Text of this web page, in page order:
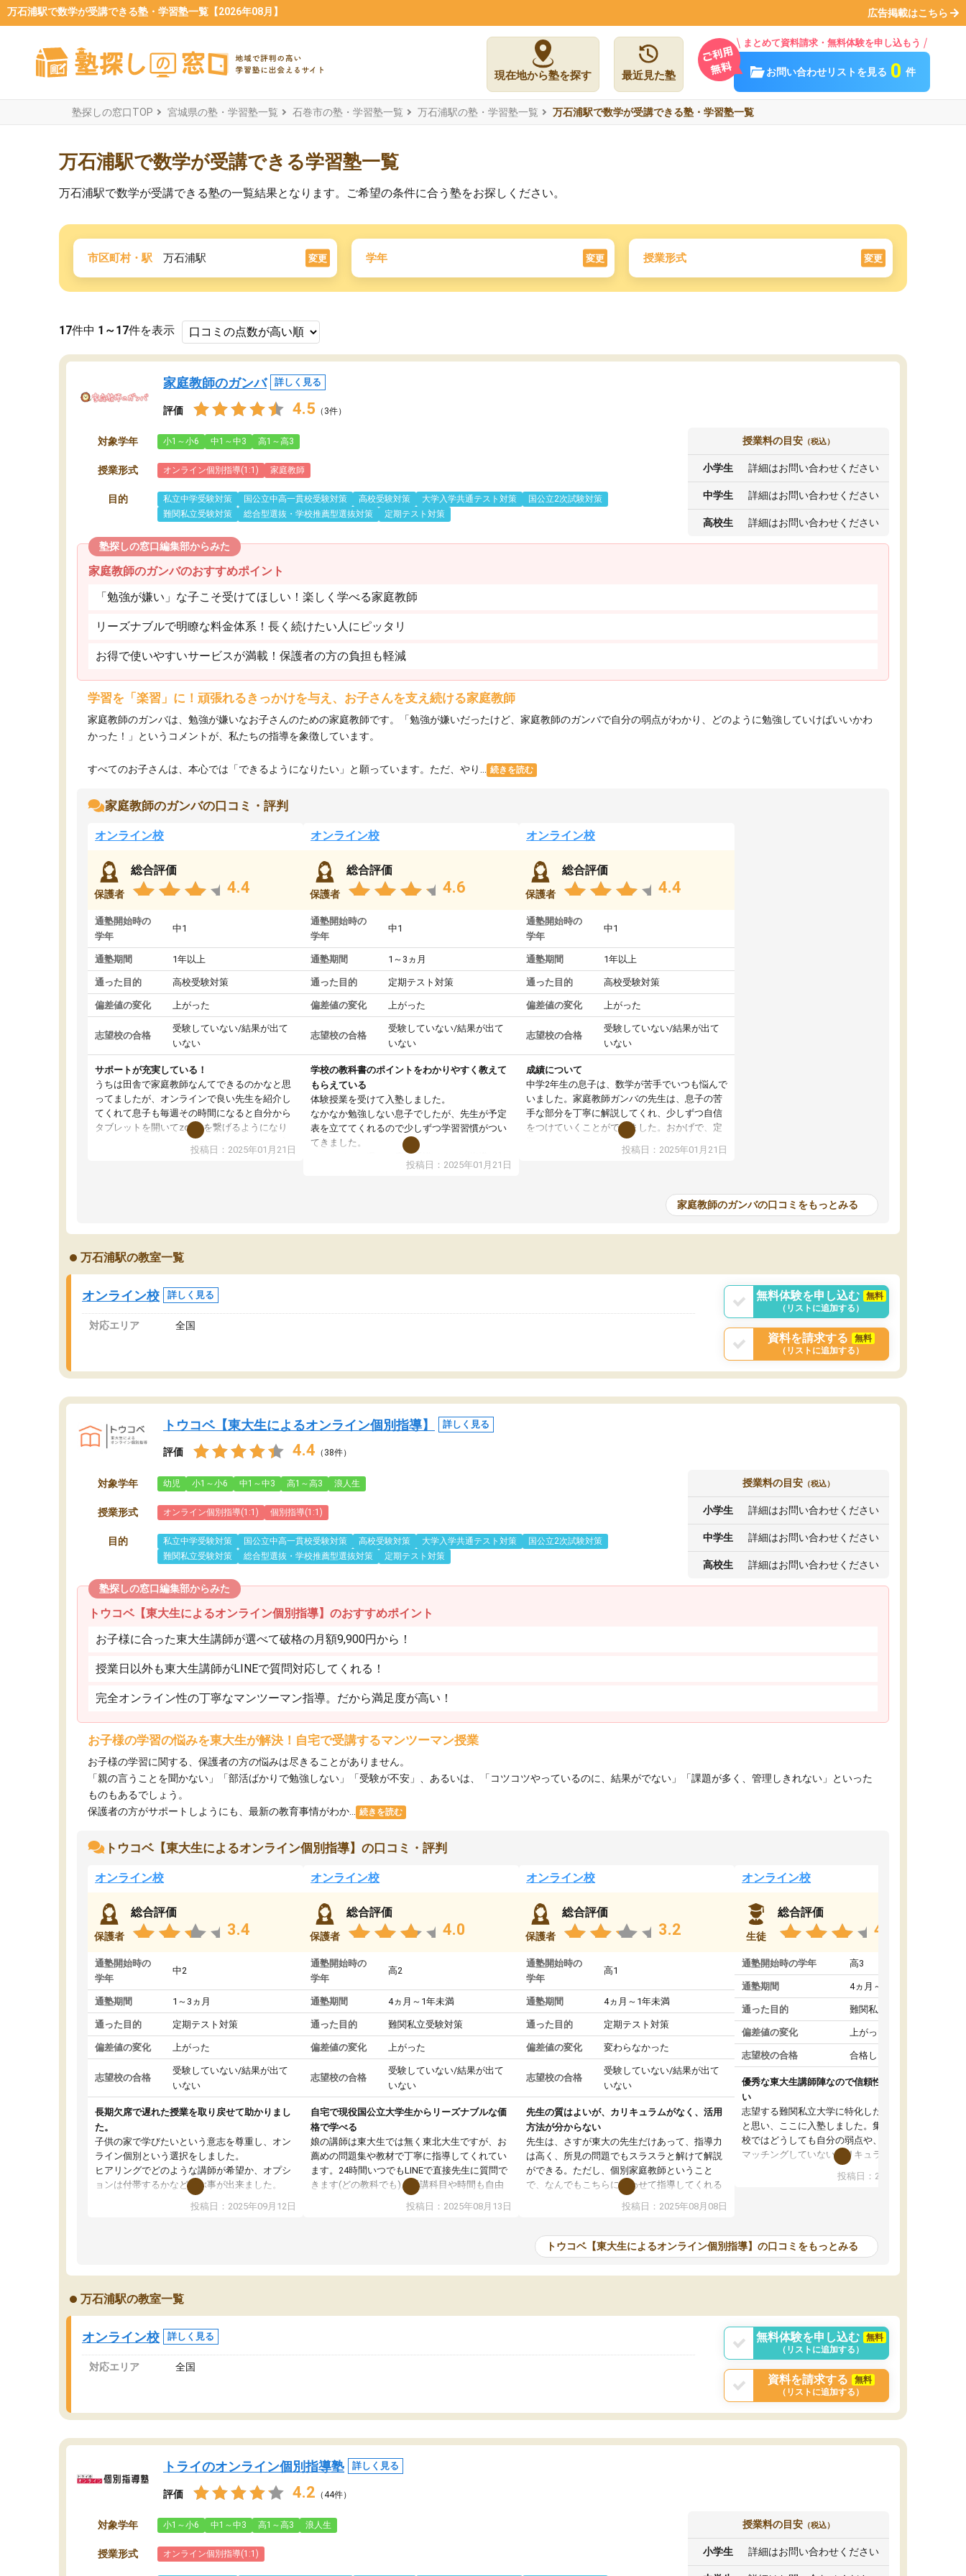
万石浦駅で数学が受講できる塾・学習塾一覧【2026年08月】 広告掲載はこちら
現在地から塾を探す 最近見た塾
まとめて資料請求・無料体験を申し込もう
お問い合わせリストを見る 0 件
塾探しの窓口TOP 宮城県の塾・学習塾一覧 石巻市の塾・学習塾一覧 万石浦駅の塾・学習塾一覧 万石浦駅で数学が受講できる塾・学習塾一覧
万石浦駅で数学が受講できる学習塾一覧
万石浦駅で数学が受講できる塾の一覧結果となります。ご希望の条件に合う塾をお探しください。
市区町村・駅 万石浦駅 変更 学年 変更 授業形式 変更
17件中 1～17件を表示
家庭教師のガンバ 詳しく見る
評価 4.5 （3件）
対象学年 小1～小6 中1～中3 高1～高3
授業形式 オンライン個別指導(1:1) 家庭教師
目的 私立中学受験対策 国公立中高一貫校受験対策 高校受験対策 大学入学共通テスト対策
国公立2次試験対策
難関私立受験対策
総合型選抜・学校推薦型選抜対策 定期テスト対策
授業料の目安 （税込）
小学生 詳細はお問い合わせください
中学生 詳細はお問い合わせください
高校生 詳細はお問い合わせください
塾探しの窓口編集部からみた
家庭教師のガンバのおすすめポイント
「勉強が嫌い」な子こそ受けてほしい！楽しく学べる家庭教師
リーズナブルで明瞭な料金体系！長く続けたい人にピッタリ
お得で使いやすいサービスが満載！保護者の方の負担も軽減
学習を「楽習」に！頑張れるきっかけを与え、お子さんを支え続ける家庭教師
家庭教師のガンバは、勉強が嫌いなお子さんのための家庭教師です。「勉強が嫌いだったけど、家庭教師のガンバで自分の弱点がわかり、どのように勉強していけばいいかわ
かった！」というコメントが、私たちの指導を象徴しています。
すべてのお子さんは、本心では「できるようになりたい」と願っています。ただ、やり... 続きを読む
家庭教師のガンバの口コミ・評判
オンライン校
保護者
総合評価
4.4
通塾開始時の
学年
中1
通塾期間 1年以上
通った目的 高校受験対策
偏差値の変化 上がった
志望校の合格
受験していない/結果が出て
いない
サポートが充実している！
うちは田舎で家庭教師なんてできるのかなと思
ってましたが、オンラインで良い先生を紹介し
てくれて息子も毎週その時間になると自分から
タブレットを開いてzoomを繋げるようになり
ました！5科目なんでもOKなのもとても気に入
投稿日：2025年01月21日
オンライン校
保護者
総合評価
4.6
通塾開始時の
学年
中1
通塾期間 1～3ヵ月
通った目的 定期テスト対策
偏差値の変化 上がった
志望校の合格
受験していない/結果が出て
いない
学校の教科書のポイントをわかりやすく教えて
もらえている
体験授業を受けて入塾しました。
なかなか勉強しない息子でしたが、先生が予定
表を立ててくれるので少しずつ学習習慣がつい
てきました。
オンラインで週に一度の受講ですが、指導が無
い日も予定表に基づいて勉強したり、LINEでわ
投稿日：2025年01月21日
オンライン校
保護者
総合評価
4.4
通塾開始時の
学年
中1
通塾期間 1年以上
通った目的 高校受験対策
偏差値の変化 上がった
志望校の合格
受験していない/結果が出て
いない
成績について
中学2年生の息子は、数学が苦手でいつも悩んで
いました。家庭教師ガンバの先生は、息子の苦
手な部分を丁寧に解説してくれ、少しずつ自信
をつけていくことができました。おかげで、定
期テストの成績が10点以上アップし、本人もと
投稿日：2025年01月21日
家庭教師のガンバの口コミをもっとみる
万石浦駅の教室一覧
オンライン校 詳しく見る
対応エリア 全国
無料体験を申し込む
無料
（リストに追加する）
資料を請求する
無料
（リストに追加する）
トウコベ【東大生によるオンライン個別指導】 詳しく見る
評価 4.4 （38件）
対象学年 幼児 小1～小6 中1～中3 高1～高3 浪人生
授業形式 オンライン個別指導(1:1) 個別指導(1:1)
目的 私立中学受験対策 国公立中高一貫校受験対策 高校受験対策 大学入学共通テスト対策
国公立2次試験対策
難関私立受験対策
総合型選抜・学校推薦型選抜対策 定期テスト対策
授業料の目安 （税込）
小学生 詳細はお問い合わせください
中学生 詳細はお問い合わせください
高校生 詳細はお問い合わせください
塾探しの窓口編集部からみた
トウコベ【東大生によるオンライン個別指導】のおすすめポイント
お子様に合った東大生講師が選べて破格の月額9,900円から！
授業日以外も東大生講師がLINEで質問対応してくれる！
完全オンライン性の丁寧なマンツーマン指導。だから満足度が高い！
お子様の学習の悩みを東大生が解決！自宅で受講するマンツーマン授業
お子様の学習に関する、保護者の方の悩みは尽きることがありません。
「親の言うことを聞かない」「部活ばかりで勉強しない」「受験が不安」、あるいは、「コツコツやっているのに、結果がでない」「課題が多く、管理しきれない」といった
ものもあるでしょう。
保護者の方がサポートしようにも、最新の教育事情がわか...
続きを読む
トウコベ【東大生によるオンライン個別指導】の口コミ・評判
オンライン校
保護者
総合評価
3.4
通塾開始時の
学年
中2
通塾期間 1～3ヵ月
通った目的 定期テスト対策
偏差値の変化 上がった
志望校の合格
受験していない/結果が出て
いない
長期欠席で遅れた授業を取り戻せて助かりまし
た。
子供の家で学びたいという意志を尊重し、オン
ライン個別という選択をしました。
ヒアリングでどのような講師が希望か、オプシ
ョンは付帯するかなど選ぶ事が出来ました。
講師とのマッチング後講師との初回ミーティン
グを行い、その講師で良いか他の講師を希望す
オンラインツールを使用した単語帳の共有があ
り宿題もそちらで出される形でした。
2ヶ月で担当講師の方がお辞めになると言う事で
講師変更の申し出があり、あまりに短期での変
更だった為、塾に通う事にして退会しました。
遅れも取り戻せ、授業内容や講師の方は良かっ
投稿日：2025年09月12日
オンライン校
保護者
総合評価
4.0
通塾開始時の
学年
高2
通塾期間 4ヵ月～1年未満
通った目的 難関私立受験対策
偏差値の変化 上がった
志望校の合格
受験していない/結果が出て
いない
自宅で現役国公立大学生からリーズナブルな価
格で学べる
娘の講師は東大生では無く東北大生ですが、お
薦めの問題集や教材で丁寧に指導してくれてい
ます。24時間いつでもLINEで直接先生に質問で
きます(どの教科でも)。受講科目や時間も自由
に決めれるので、個人に合った勉強ができると
思います。カリキュラム相談みたいなのがあり
ます。講師も合わなければチェンジできます
投稿日：2025年08月13日
オンライン校
保護者
総合評価
3.2
通塾開始時の
学年
高1
通塾期間 4ヵ月～1年未満
通った目的 定期テスト対策
偏差値の変化 変わらなかった
志望校の合格
受験していない/結果が出て
いない
先生の質はよいが、カリキュラムがなく、活用
方法が分からない
先生は、さすが東大の先生だけあって、指導力
は高く、所見の問題でもスラスラと解けて解説
ができる。ただし、個別家庭教師ということ
で、なんでもこちらに合わせて指導してくれる
のだが、具体的なカリキュラムがない。当方
は、授業の先取り学習をするため、学校の教科
いただいたが、1時間の時間を使って進められる
範囲は限られており、それであれば自学自習で
なく、上手い活用の仕方が分からず辞めること
投稿日：2025年08月08日
オンライン校
生徒
総合評価
4.4
通塾開始時の学年 高3
通塾期間 4ヵ月～1年未満
通った目的 難関私立受験対策
偏差値の変化 上がった
志望校の合格 合格した
優秀な東大生講師陣なので信頼性や安心感が高
い
志望する難関私立大学に特化した準備をしたい
と思い、ここに入塾しました。集団指導の予備
校ではどうしても自分の弱点や、志望校対策に
マッチングしていないカリキュラムに不安を感
また受験のノウハウを蓄積している優秀な東大
ツーマン指導によって、自分の志望校にふさわ
しいオリジナルのカリキュラムを提案してくれ
と感じました。
投稿日：2024年02月19日
トウコベ【東大生によるオンライン個別指導】の口コミをもっとみる
万石浦駅の教室一覧
オンライン校 詳しく見る
対応エリア 全国
無料体験を申し込む
無料
（リストに追加する）
資料を請求する
無料
（リストに追加する）
トライのオンライン個別指導塾 詳しく見る
評価 4.2 （44件）
対象学年 小1～小6 中1～中3 高1～高3 浪人生
授業形式 オンライン個別指導(1:1)
授業料の目安 （税込）
小学生 詳細はお問い合わせください